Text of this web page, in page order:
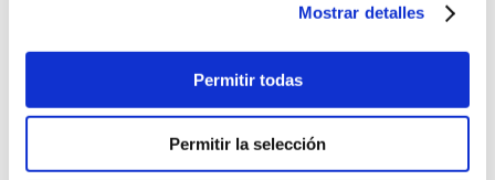
Mostrar detalles
Permitir todas
Permitir la selección